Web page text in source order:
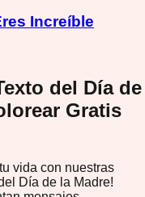
Increíble
del Día de
Gratis
vida con nuestras
Día de la Madre!